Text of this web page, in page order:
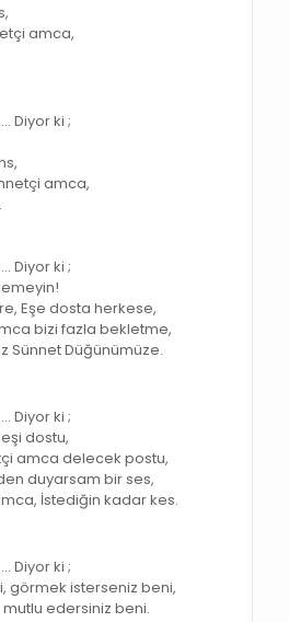
amca,
Diyor ki ;
amca,
Diyor ki ;
Eşe dosta herkese,
bizi fazla bekletme,
Sünnet Düğünümüze.
Diyor ki ;
dostu,
amca delecek postu,
duyarsam bir ses,
İstediğin kadar kes.
Diyor ki ;
görmek isterseniz beni,
edersiniz beni.